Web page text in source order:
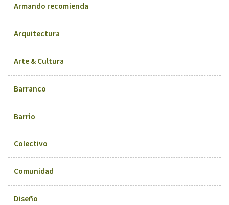
Armando recomienda
Arquitectura
Arte & Cultura
Barranco
Barrio
Colectivo
Comunidad
Diseño